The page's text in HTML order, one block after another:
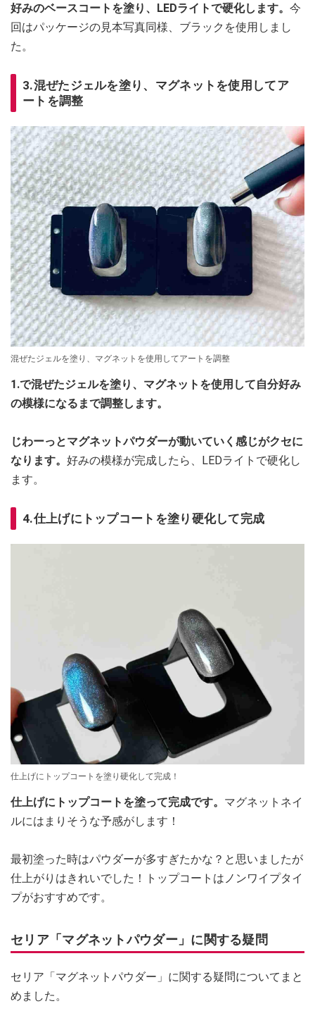
好みのベースコートを塗り、LEDライトで硬化します。 今
回はパッケージの見本写真同様、ブラックを使用しまし
た。
3.混ぜたジェルを塗り、マグネットを使用してア
ートを調整
混ぜたジェルを塗り、マグネットを使用してアートを調整
1.で混ぜたジェルを塗り、マグネットを使用して自分好み
の模様になるまで調整します。
じわーっとマグネットパウダーが動いていく感じがクセに
なります。 好みの模様が完成したら、LEDライトで硬化し
ます。
4.仕上げにトップコートを塗り硬化して完成
仕上げにトップコートを塗り硬化して完成！
仕上げにトップコートを塗って完成です。 マグネットネイ
ルにはまりそうな予感がします！
最初塗った時はパウダーが多すぎたかな？と思いましたが
仕上がりはきれいでした！トップコートはノンワイプタイ
プがおすすめです。
セリア「マグネットパウダー」に関する疑問
セリア「マグネットパウダー」に関する疑問についてまと
めました。